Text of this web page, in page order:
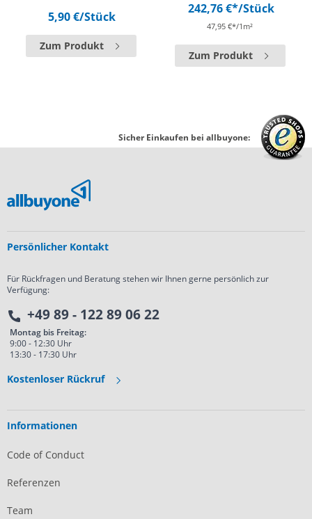
5,90 €/Stück
Zum Produkt
242,76 €*/Stück
47,95 €*/1m²
Zum Produkt
Sicher Einkaufen bei allbuyone:
Persönlicher Kontakt
Für Rückfragen und Beratung stehen wir Ihnen gerne persönlich zur
Verfügung:
+49 89 - 122 89 06 22
Montag bis Freitag:
9:00 - 12:30 Uhr
13:30 - 17:30 Uhr
Kostenloser Rückruf
Informationen
Code of Conduct
Referenzen
Team